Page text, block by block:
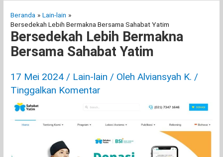
Beranda
Lain-lain
Bersedekah Lebih Bermakna Bersama Sahabat Yatim
Bersedekah Lebih Bermakna
Bersama Sahabat Yatim
17 Mei 2024 / Lain-lain / OlehAlviansyah K. /
Tinggalkan Komentar